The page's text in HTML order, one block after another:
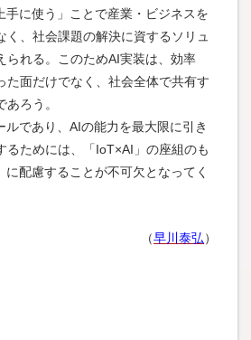
手に使う」ことで産業・ビジネスを
く、社会課題の解決に資するソリュ
られる。このためAI実装は、効率
た面だけでなく、社会全体で共有す
ろう。
ルであり、AIの能力を最大限に引き
るためには、「IoT×AI」の座組のも
に配慮することが不可欠となってく
（早川泰弘）